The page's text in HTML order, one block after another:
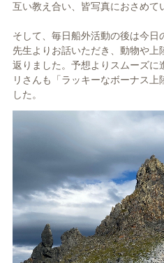
互い教え合い、皆写真におさめて
そして、毎日船外活動の後は今
先生よりお話いただき、動物や上
返りました。予想よりスムーズに
リさんも「ラッキーなボーナス
した。